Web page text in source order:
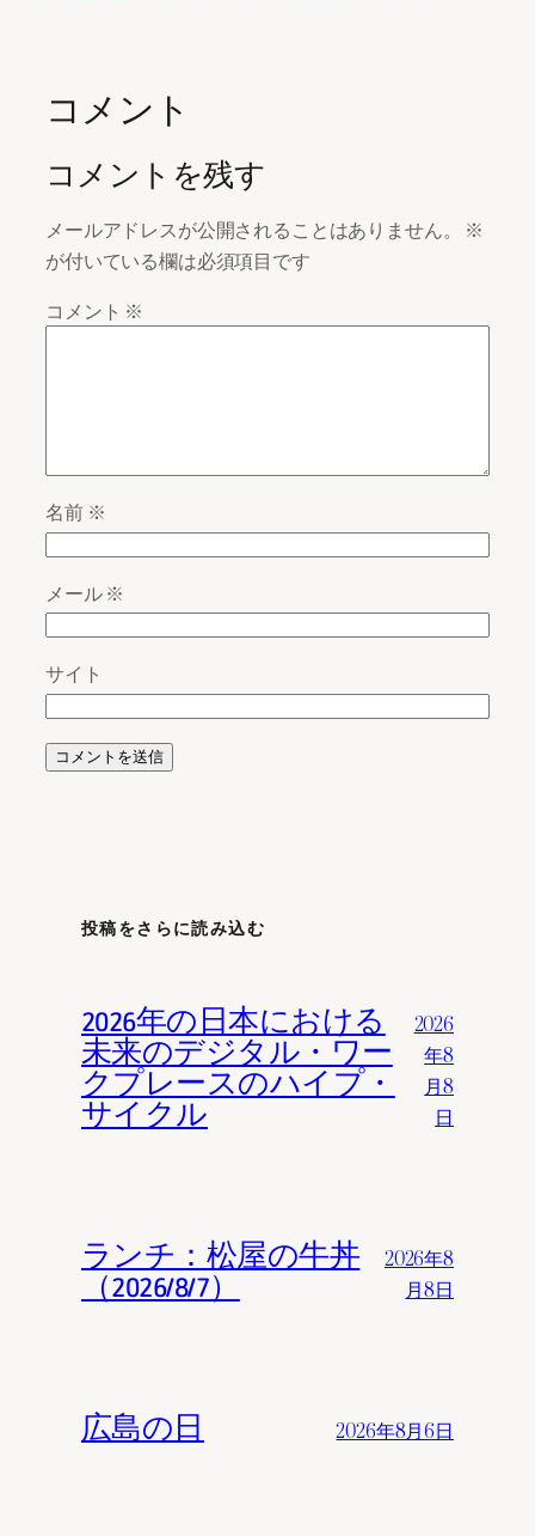
コメント
コメントを残す
メールアドレスが公開されることはありません。
※
が付いている欄は必須項目です
コメント ※
名前 ※
メール※
サイト
投稿をさらに読み込む
2026年の日本における
未来のデジタル・ワー
クプレースのハイプ・
サイクル
2026
年8
月8
日
ランチ：松屋の牛丼
（2026/8/7）
2026年8
月8日
広島の日 2026年8月6日